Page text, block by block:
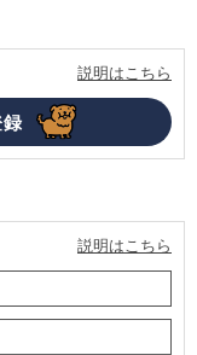
説明はこちら
説明はこちら